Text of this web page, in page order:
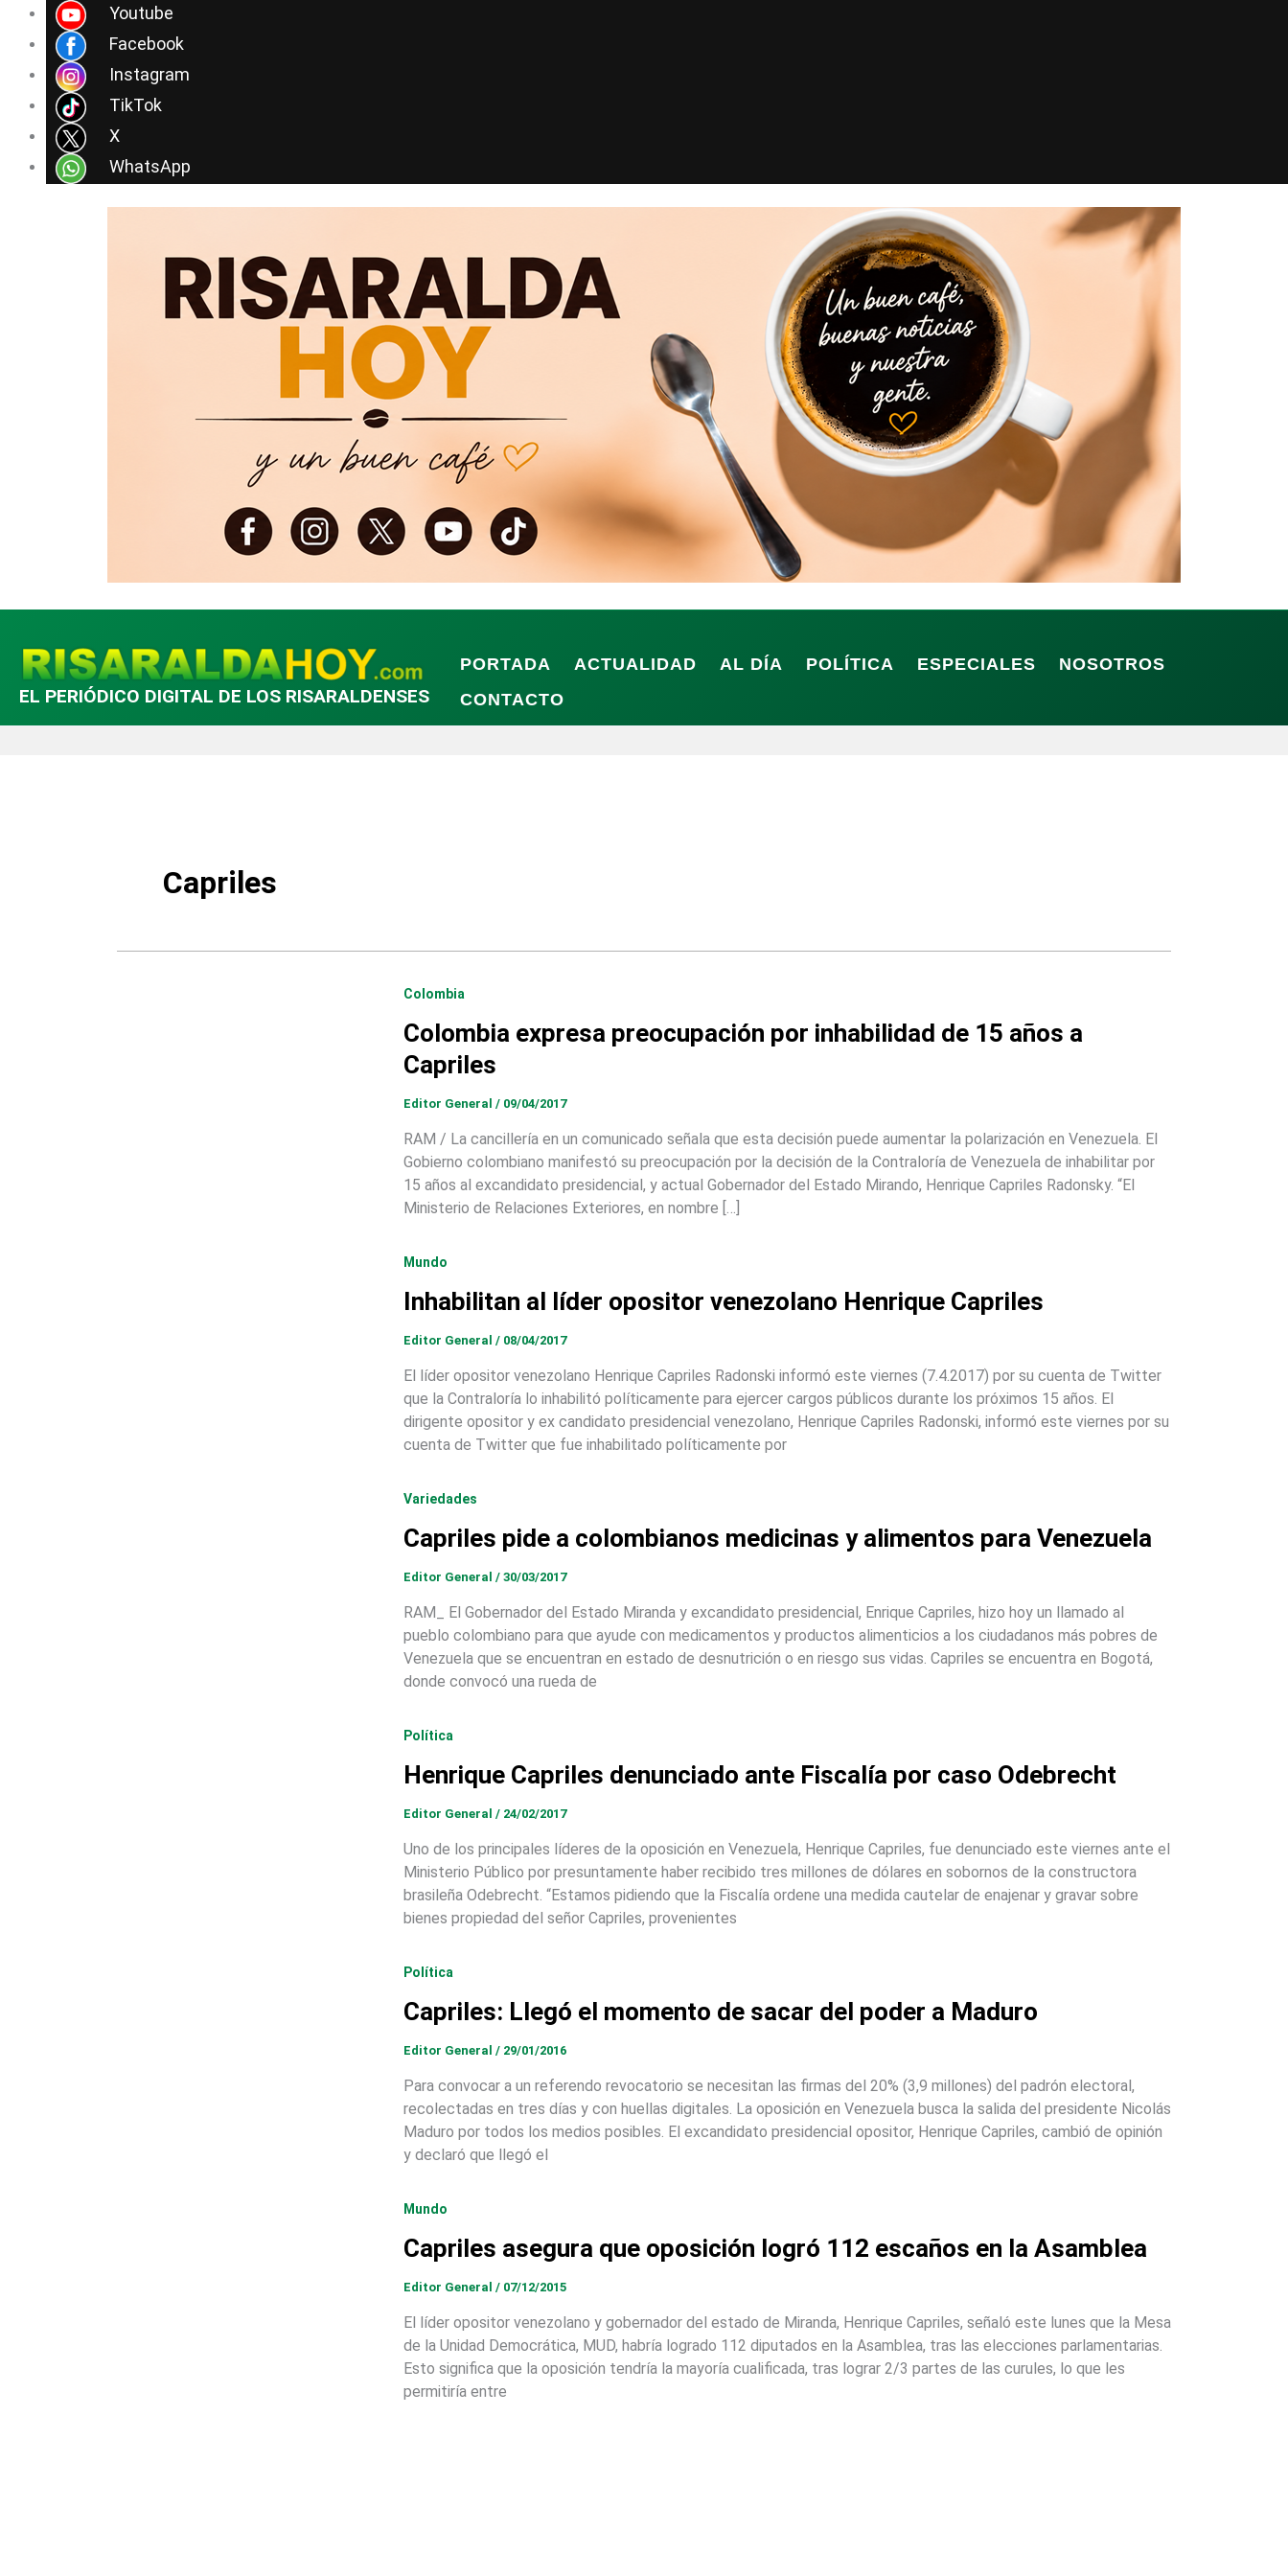
Youtube
Facebook
Instagram
TikTok
X
WhatsApp
contenido
EL PERIÓDICO DIGITAL DE LOS RISARALDENSES
PORTADA ACTUALIDAD AL DÍA POLÍTICA ESPECIALES
NOSOTROS
CONTACTO
Capriles
Colombia
Colombia expresa preocupación por inhabilidad de 15 años a
Capriles
Editor General / 09/04/2017
RAM / La cancillería en un comunicado señala que esta decisión puede aumentar la polarización en Venezuela. El
Gobierno colombiano manifestó su preocupación por la decisión de la Contraloría de Venezuela de inhabilitar por
15 años al excandidato presidencial, y actual Gobernador del Estado Mirando, Henrique Capriles Radonsky. “El
Ministerio de Relaciones Exteriores, en nombre […]
Mundo
Inhabilitan al líder opositor venezolano Henrique Capriles
Editor General / 08/04/2017
El líder opositor venezolano Henrique Capriles Radonski informó este viernes (7.4.2017) por su cuenta de Twitter
que la Contraloría lo inhabilitó políticamente para ejercer cargos públicos durante los próximos 15 años. El
dirigente opositor y ex candidato presidencial venezolano, Henrique Capriles Radonski, informó este viernes por su
cuenta de Twitter que fue inhabilitado políticamente por
Variedades
Capriles pide a colombianos medicinas y alimentos para Venezuela
Editor General / 30/03/2017
RAM_ El Gobernador del Estado Miranda y excandidato presidencial, Enrique Capriles, hizo hoy un llamado al
pueblo colombiano para que ayude con medicamentos y productos alimenticios a los ciudadanos más pobres de
Venezuela que se encuentran en estado de desnutrición o en riesgo sus vidas. Capriles se encuentra en Bogotá,
donde convocó una rueda de
Política
Henrique Capriles denunciado ante Fiscalía por caso Odebrecht
Editor General / 24/02/2017
Uno de los principales líderes de la oposición en Venezuela, Henrique Capriles, fue denunciado este viernes ante el
Ministerio Público por presuntamente haber recibido tres millones de dólares en sobornos de la constructora
brasileña Odebrecht. “Estamos pidiendo que la Fiscalía ordene una medida cautelar de enajenar y gravar sobre
bienes propiedad del señor Capriles, provenientes
Política
Capriles: Llegó el momento de sacar del poder a Maduro
Editor General / 29/01/2016
Para convocar a un referendo revocatorio se necesitan las firmas del 20% (3,9 millones) del padrón electoral,
recolectadas en tres días y con huellas digitales. La oposición en Venezuela busca la salida del presidente Nicolás
Maduro por todos los medios posibles. El excandidato presidencial opositor, Henrique Capriles, cambió de opinión
y declaró que llegó el
Mundo
Capriles asegura que oposición logró 112 escaños en la Asamblea
Editor General / 07/12/2015
El líder opositor venezolano y gobernador del estado de Miranda, Henrique Capriles, señaló este lunes que la Mesa
de la Unidad Democrática, MUD, habría logrado 112 diputados en la Asamblea, tras las elecciones parlamentarias.
Esto significa que la oposición tendría la mayoría cualificada, tras lograr 2/3 partes de las curules, lo que les
permitiría entre